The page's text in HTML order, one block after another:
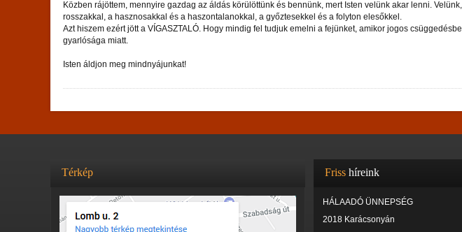
Közben rájöttem, mennyire gazdag az áldás körülöttünk és bennünk, mert Isten velünk akar lenni.
rosszakkal, a hasznosakkal és a haszontalanokkal, a győztesekkel és a folyton elesőkkel.
Azt hiszem ezért jött a VÍGASZTALÓ. Hogy mindig fel tudjuk emelni a fejünket, amikor jogos
gyarlósága miatt.
Isten áldjon meg mindnyájunkat!
Térkép Friss híreink
HÁLAADÓ ÜNNEPSÉG
2018 Karácsonyán